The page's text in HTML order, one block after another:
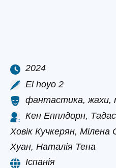
2024
El hoyo 2
фантастика, жахи,
Кен Епплдорн,
Ховік Кучкерян,
Хуан, Наталія Тена
Іспанія